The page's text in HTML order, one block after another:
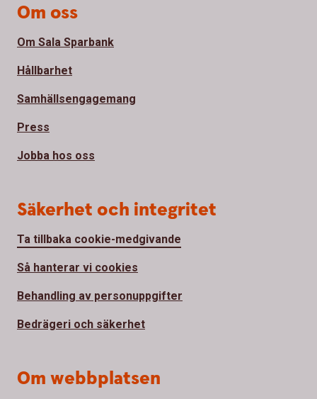
Om oss
Om Sala Sparbank
Hållbarhet
Samhällsengagemang
Press
Jobba hos oss
Säkerhet och integritet
Ta tillbaka cookie-medgivande
Så hanterar vi cookies
Behandling av personuppgifter
Bedrägeri och säkerhet
Om webbplatsen